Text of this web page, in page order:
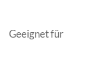
Geeignet für